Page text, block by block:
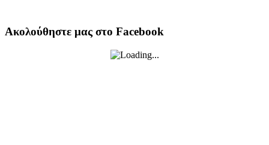
Ακολούθηστε μας στο Facebook